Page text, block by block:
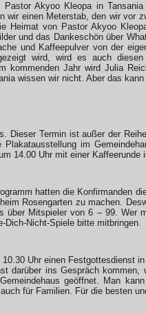
Akyoo Kleopa in
wir einen Meterstab, den wir vor
Heimat von Pastor Akyoo
und das Dankeschön über
und Kaffeepulver von der
wird, wird es auch
kommenden Jahr wird Julia
wissen wir nicht. Aber das
Dieser Termin ist außer der
Plakatausstellung im
14.00 Uhr mit einer
hatten die Konfirmanden
Rosengarten zu machen.
über Mitspieler von 6 – 99. Wer
Dich-Nicht-Spiele bitte mitbringen.
Uhr einen Festgottesdienst
darüber ins Gespräch
geöffnet. Man
für Familien. Für die besten